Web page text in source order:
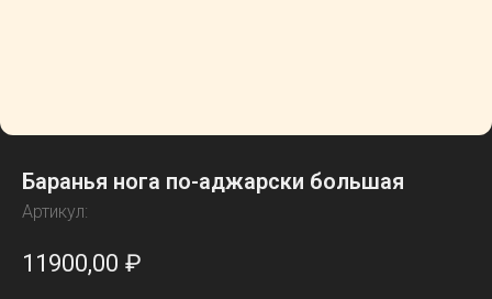
Баранья нога по-аджарски большая
Артикул:
11900,00 ₽